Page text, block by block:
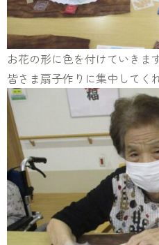
お花の形に色を付けていきま
皆さま扇子作りに集中して